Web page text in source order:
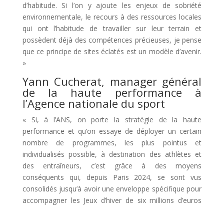
d’habitude. Si l’on y ajoute les enjeux de sobriété
environnementale, le recours à des ressources locales
qui ont l’habitude de travailler sur leur terrain et
possèdent déjà des compétences précieuses, je pense
que ce principe de sites éclatés est un modèle d’avenir.
»
Yann Cucherat, manager général
de la haute performance à
l’Agence nationale du sport
« Si, à l’ANS, on porte la stratégie de la haute
performance et qu’on essaye de déployer un certain
nombre de programmes, les plus pointus et
individualisés possible, à destination des athlètes et
des entraîneurs, c’est grâce à des moyens
conséquents qui, depuis Paris 2024, se sont vus
consolidés jusqu’à avoir une enveloppe spécifique pour
accompagner les Jeux d’hiver de six millions d’euros